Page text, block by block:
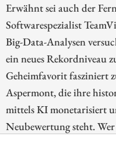
Erwähnt sei auch der
Softwarespezialist
Big-Data-Analysen
ein neues Rekordniveau
Geheimfavorit fasziniert
Aspermont, die ihre
mittels KI monetarisiert
Neubewertung steht.